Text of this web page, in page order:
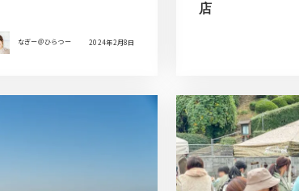
なぎー＠ひらつー 2024年2月8日
店